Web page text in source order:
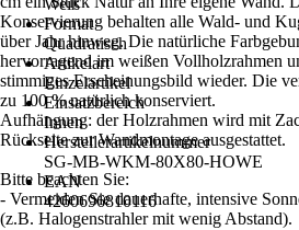
Weiß
Format
Quadratisch
Artikelart
Einzelartikel
Einsatzbereich
Innen
Herstellerartikelnummer
SG-MB-WKM-80X80-HOWE
EAN
4260696810116
Konservierung behalten alle Wald- und
über Jahr hinweg. Die natürliche
hervorragend im weißen Vollholzrahmen
stimmiges Erscheinungsbild wieder. Die
zu 100 % natürlich konserviert.
Aufhängung: der Holzrahmen wird mit
Rückseite zur Wandmontage ausgestattet.
Bitte beachten Sie:
- Vermeiden Sie dauerhafte, intensive
(z.B. Halogenstrahler mit wenig Abstand).